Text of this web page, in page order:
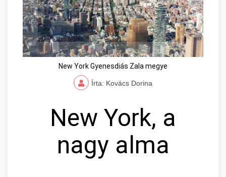
New York Gyenesdiás Zala megye
Írta: Kovács Dorina
New York, a
nagy alma